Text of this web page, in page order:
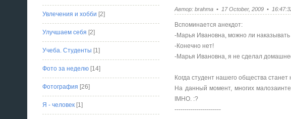
Автор: brahma • 17 October, 2009 •
Вспоминается анекдот:
-Марья Ивановна, можно ли наказывать
-Конечно нет!
-Марья Ивановна, я не сделал
Когда студент нашего общества
На данный момент, многих
IMHO. :?
-----------------------
Увлечения и хобби [2]
Улучшаем себя [2]
Учеба. Студенты [1]
Фото за неделю[14]
Фотография [26]
Я - человек[1]